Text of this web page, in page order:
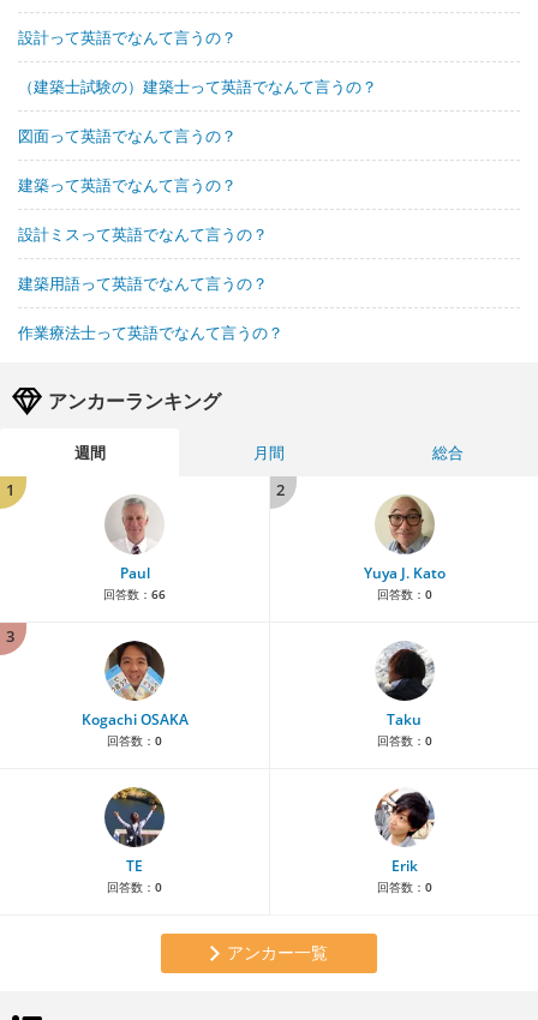
設計って英語でなんて言うの？
（建築士試験の）建築士って英語でなんて言うの？
図面って英語でなんて言うの？
建築って英語でなんて言うの？
設計ミスって英語でなんて言うの？
建築用語って英語でなんて言うの？
作業療法士って英語でなんて言うの？
アンカーランキング
週間 月間
総合
1
Paul
回答数： 66
2
Yuya J. Kato
回答数： 0
3
Kogachi OSAKA
回答数： 0
Taku
回答数： 0
TE
回答数： 0
Erik
回答数： 0
アンカー一覧